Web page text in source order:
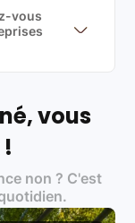
du
vous
partenaires
(DEEE)
standards
en
vous
non ? C'est